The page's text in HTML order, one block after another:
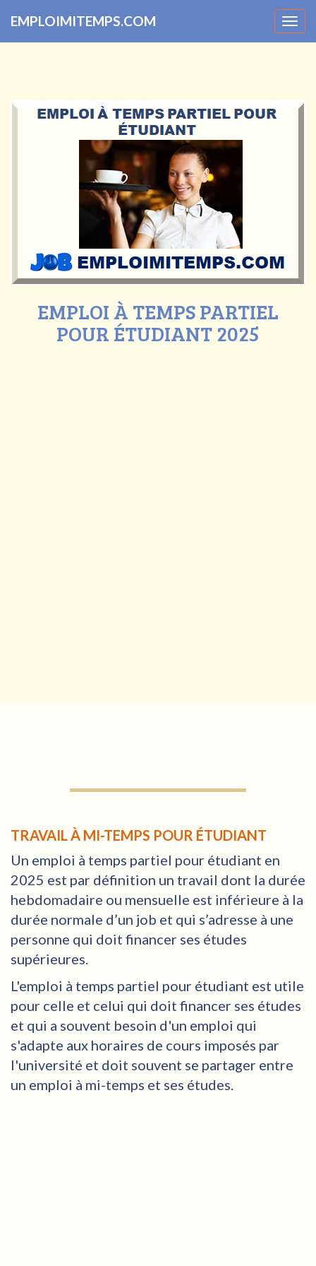
EMPLOIMITEMPS.COM
EMPLOI À TEMPS PARTIEL
POUR ÉTUDIANT 2025
TRAVAIL À MI-TEMPS POUR ÉTUDIANT
Un emploi à temps partiel pour étudiant en
2025 est par définition un travail dont la durée
hebdomadaire ou mensuelle est inférieure à la
durée normale d’un job et qui s’adresse à une
personne qui doit financer ses études
supérieures.
L'emploi à temps partiel pour étudiant est utile
pour celle et celui qui doit financer ses études
et qui a souvent besoin d'un emploi qui
s'adapte aux horaires de cours imposés par
l'université et doit souvent se partager entre
un emploi à mi-temps et ses études.